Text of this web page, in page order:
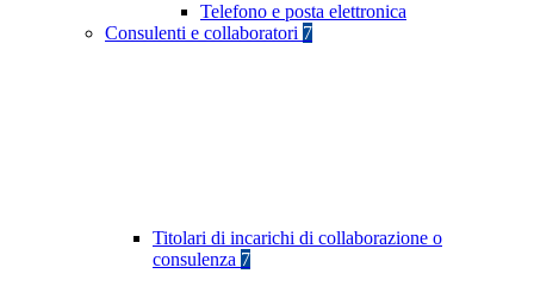
Telefono e posta elettronica
Consulenti e collaboratori 7
Titolari di incarichi di collaborazione o
consulenza 7